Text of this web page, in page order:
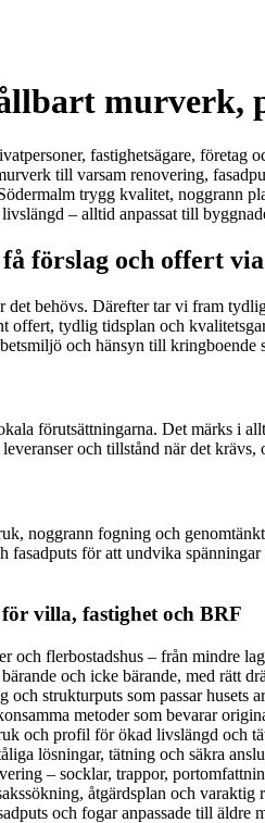
murverk,
fastighetsägare,
till varsam renovering,
trygg kvalitet, noggrann
– alltid anpassat till
förslag och offert
behövs. Därefter tar vi fram
offert, tydlig tidsplan och
och hänsyn till kringboende
förutsättningarna. Det märks i
och tillstånd när det
noggrann fogning och
för att undvika
villa, fastighet och BRF
och flerbostadshus – från mindre
och icke bärande, med rätt
och strukturputs som passar husets
metoder som bevarar
och profil för ökad livslängd och
lösningar, tätning och säkra
– socklar, trappor,
åtgärdsplan och varaktig
och fogar anpassade till äldre